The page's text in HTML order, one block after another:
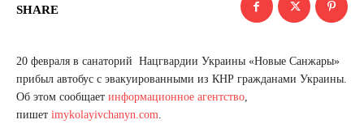
SHARE
20 февраля в санаторий Нацгвардии Украины «Новые Санжары»
прибыл автобус с эвакуированными из КНР гражданами Украины.
Об этом сообщает информационное агентство,
пишет imykolayivchanyn.com.